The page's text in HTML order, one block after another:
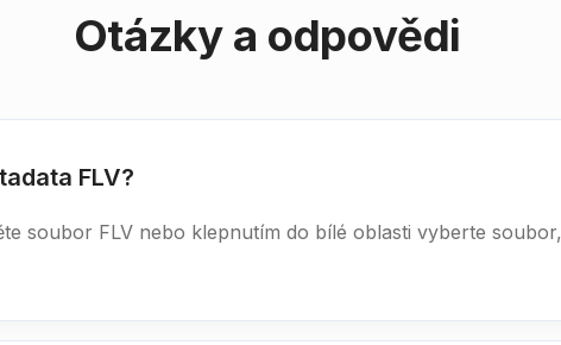
Otázky a odpovědi
FLV?
soubor FLV nebo klepnutím do bílé oblasti vyberte